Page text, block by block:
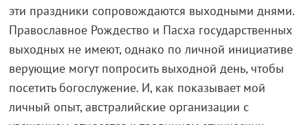
эти праздники сопровождаются выходными днями.
Православное Рождество и Пасха государственных
выходных не имеют, однако по личной инициативе
верующие могут попросить выходной день, чтобы
посетить богослужение. И, как показывает мой
личный опыт, австралийские организации с